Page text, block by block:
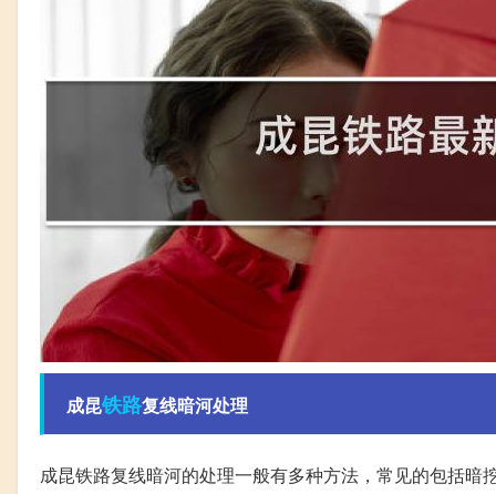
成昆铁路复线暗河处理
成昆铁路复线暗河的处理一般有多种方法，常见的包括